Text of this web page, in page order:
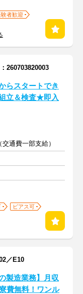
者歓迎
260703820003
らスタートでき
立＆検査★即入
通費一部支給）
ピアス可
／E10
製造業務】月収
費無料！ワンル